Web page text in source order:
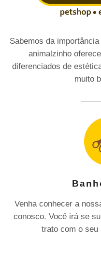
Sabemos da
animalzinho
diferenciados de
muito
Venha conhecer a
conosco. Você irá se
trato com o seu